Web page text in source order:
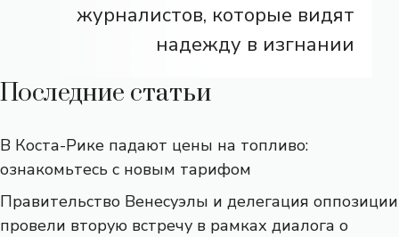
журналистов, которые видят
надежду в изгнании
Последние статьи
В Коста-Рике падают цены на топливо:
ознакомьтесь с новым тарифом
Правительство Венесуэлы и делегация оппозиции
провели вторую встречу в рамках диалога о